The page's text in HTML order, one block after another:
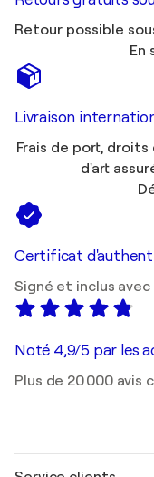
Retour possible
En
Livraison
Frais de port,
d'art
Certificat
Signé et inclus
Noté 4,9/5 par les
Plus de 20 000 avis